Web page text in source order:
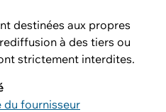
destinées aux propres
à des tiers ou
strictement interdites.
fournisseur